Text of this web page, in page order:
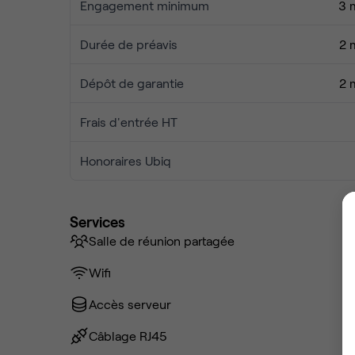
Engagement minimum 3
Durée de préavis 2
Dépôt de garantie 2
Frais d'entrée HT
Honoraires Ubiq
Services
Salle de réunion partagée
Wifi
Accès serveur
Câblage RJ45